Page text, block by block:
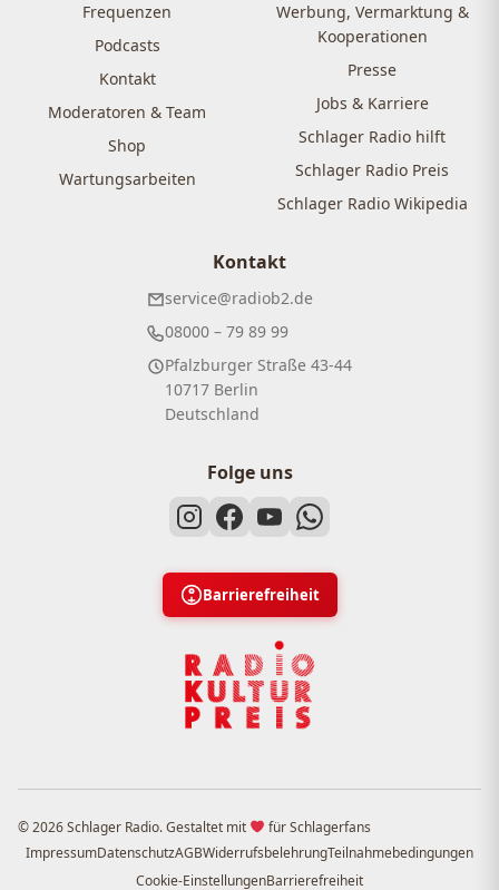
Frequenzen
Podcasts
Kontakt
Moderatoren & Team
Shop
Wartungsarbeiten
Werbung, Vermarktung &
Kooperationen
Presse
Jobs & Karriere
Schlager Radio hilft
Schlager Radio Preis
Schlager Radio Wikipedia
Kontakt
service@radiob2.de
08000 – 79 89 99
Pfalzburger Straße 43-44
10717 Berlin
Deutschland
Folge uns
Barrierefreiheit
© 2026 Schlager Radio. Gestaltet mit
für Schlagerfans
ImpressumDatenschutzAGBWiderrufsbelehrungTeilnahmebedingungen
Cookie-EinstellungenBarrierefreiheit